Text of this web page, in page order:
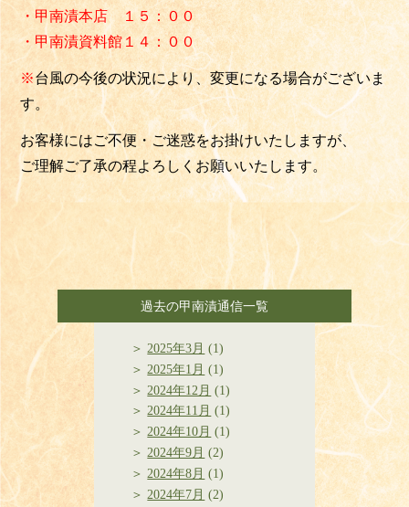
・甲南漬本店 １５：００
・甲南漬資料館１４：００
※台風の今後の状況により、変更になる場合がございま
す。
お客様にはご不便・ご迷惑をお掛けいたしますが、
ご理解ご了承の程よろしくお願いいたします。
過去の甲南漬通信一覧
2025年3月 (1)
2025年1月 (1)
2024年12月 (1)
2024年11月 (1)
2024年10月 (1)
2024年9月 (2)
2024年8月 (1)
2024年7月 (2)